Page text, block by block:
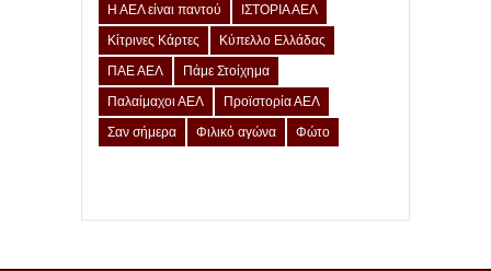
Η ΑΕΛ είναι παντού
ΙΣΤΟΡΙΑ ΑΕΛ
Κίτρινες Κάρτες
Κύπελλο Ελλάδας
ΠΑΕ ΑΕΛ
Πάμε Στοίχημα
Παλαίμαχοι ΑΕΛ
Προϊστορία ΑΕΛ
Σαν σήμερα
Φιλικό αγώνα Φώτο